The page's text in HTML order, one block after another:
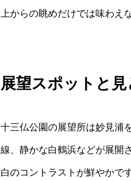
上からの眺めだけでは味わえ
展望スポットと
十三仏公園の展望所は妙見浦
線、静かな白鶴浜などが展開
白のコントラストが鮮やかで